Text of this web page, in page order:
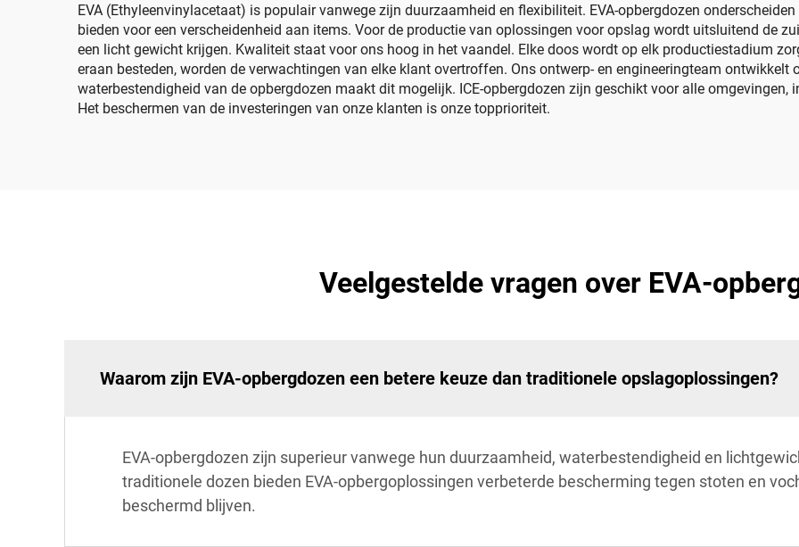
kampeertochten en
reizen
EVA (Ethyleenvinylacetaat) is populair vanwege zijn duurzaamheid en flexibiliteit. EVA-opbergdozen
bieden voor een verscheidenheid aan items. Voor de productie van oplossingen voor opslag wordt uitsluitend de
een licht gewicht krijgen. Kwaliteit staat voor ons hoog in het vaandel. Elke doos wordt op elk productiestadium
eraan besteden, worden de verwachtingen van elke klant overtroffen. Ons ontwerp- en engineeringteam
waterbestendigheid van de opbergdozen maakt dit mogelijk. ICE-opbergdozen zijn geschikt voor alle
Het beschermen van de investeringen van onze klanten is onze topprioriteit.
Veelgestelde vragen over EVA-
Waarom zijn EVA-opbergdozen een betere keuze dan traditionele opslagoplossingen?
EVA-opbergdozen zijn superieur vanwege hun duurzaamheid, waterbestendigheid en
traditionele dozen bieden EVA-opbergoplossingen verbeterde bescherming tegen stoten en
beschermd blijven.